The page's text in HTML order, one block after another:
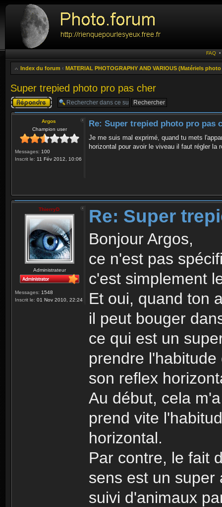
FAQ
Index du forum ‹ MATERIAL PHOTOGRAPHY AND VARIOUS (Matériels
Super trepied photo pro pas cher
Publier une
réponse
Argos
Champion user
Messages: 100
Inscrit le: 11 Fév 2012, 10:06
Re: Super trepied photo pro pas
Je me suis mal exprimé, quand tu mets
horizontal pour avoir le viveau il faut régler la
ThierryD
Administrateur
Messages: 1548
Inscrit le: 01 Nov 2010, 22:24
Re: Super
Bonjour Argos,
ce n'est pas
c'est simplement
Et oui, quand ton
il peut bouger
ce qui est un
prendre
son reflex
Au début, cela
prend vite
horizontal.
Par contre, le fait
sens est un super
suivi d'animaux